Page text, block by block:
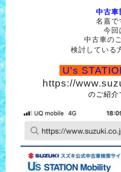
中古車
名嘉で
今回
中古車の
検討している
U's
https://
のご紹介